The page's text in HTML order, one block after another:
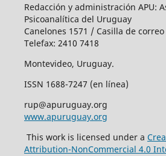
Redacción y administración APU:
Psicoanalítica del Uruguay
Canelones 1571 / Casilla de correo
Telefax: 2410 7418
Montevideo, Uruguay.
ISSN 1688-7247 (en línea)
rup@apuruguay.org
www.apuruguay.org
This work is licensed under a
Attribution-NonCommercial 4.0